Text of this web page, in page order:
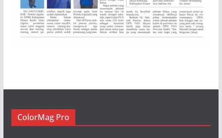
ColorMag Pro